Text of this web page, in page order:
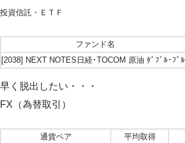
投資信託・ＥＴＦ
ファンド名
[2038] NEXT NOTES日経･TOCOM 原油 ﾀﾞﾌﾞﾙ･ﾌﾞﾙ
早く脱出したい・・・
FX（為替取引）
通貨ペア 平均取得